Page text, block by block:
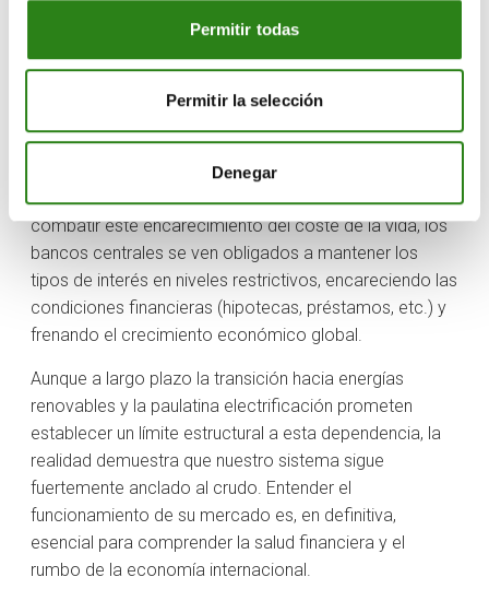
Permitir todas
Permitir la selección
Denegar
El impacto de todas estas fluctuaciones va mucho
más allá del surtidor de combustible y afecta a la
economía en su totalidad. El petróleo es imprescindible
para fabricar plásticos, asfaltos, fertilizantes y para el
Cuando el barril se encarece, los costes de las
empresas aumentan irremediablemente, lo que se
traduce en un repunte de la inflación general. Para
combatir este encarecimiento del coste de la vida, los
bancos centrales se ven obligados a mantener los
tipos de interés en niveles restrictivos, encareciendo las
condiciones financieras (hipotecas, préstamos, etc.) y
frenando el crecimiento económico global.
Aunque a largo plazo la transición hacia energías
renovables y la paulatina electrificación prometen
establecer un límite estructural a esta dependencia, la
realidad demuestra que nuestro sistema sigue
fuertemente anclado al crudo. Entender el
funcionamiento de su mercado es, en definitiva,
esencial para comprender la salud financiera y el
rumbo de la economía internacional.